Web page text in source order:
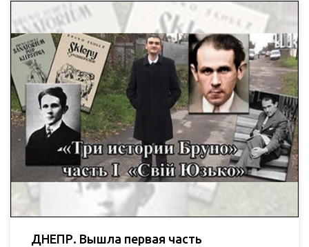
ДНЕПР. Вышла первая часть